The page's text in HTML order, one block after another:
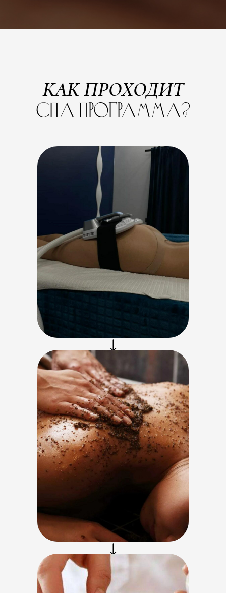
Расслабляющее
распаривание тела в
кедровой бочке с травяным
обертывание на основе
масел ши, какао бобов,
экстракта инжира
КАК ПРОХОДИТ
спа-программа?